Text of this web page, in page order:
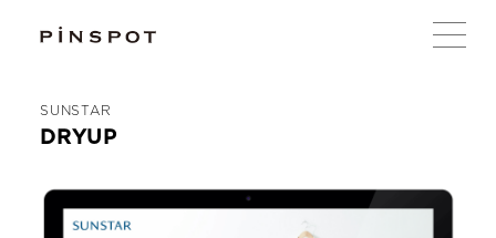
SUNSTAR
DRYUP